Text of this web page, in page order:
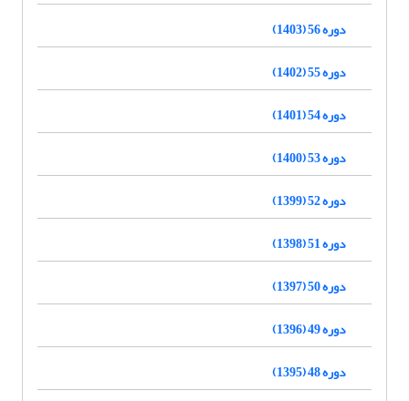
دوره 56 (1403)
دوره 55 (1402)
دوره 54 (1401)
دوره 53 (1400)
دوره 52 (1399)
دوره 51 (1398)
دوره 50 (1397)
دوره 49 (1396)
دوره 48 (1395)